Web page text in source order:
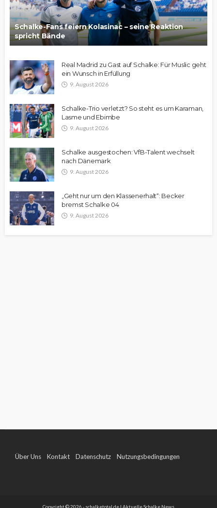
Schalke-Fans feiern Kolasinac – seine Reaktion
spricht Bände
Real Madrid zu Gast auf Schalke: Für Muslic geht
ein Wunsch in Erfüllung
9. August 2026
Schalke-Trio verletzt? So steht es um Karaman,
Lasme und Ebimbe
9. August 2026
Schalke ausgestochen: VfB-Talent wechselt
nach Dänemark
9. August 2026
„Geht nur um den Klassenerhalt“: Becker
bremst Schalke 04
9. August 2026
Über Uns Kontakt Datenschutz Nutzungsbedingungen
Copyright © 2026 - schalketotal.de | Aktuelle Schalke News